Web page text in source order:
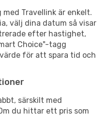
Travellink är enkelt.
välj dina datum så visar
efter hastighet,
Choice"-tagg
för att spara tid och
särskilt med
du hittar ett pris som